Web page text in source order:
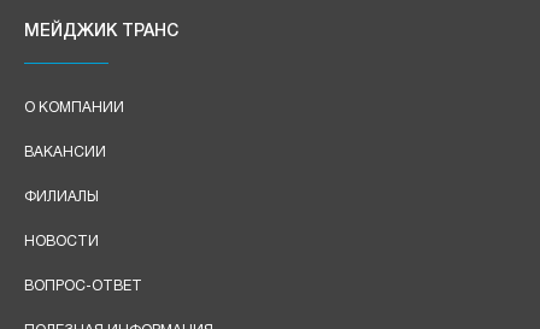
МЕЙДЖИК ТРАНС
О КОМПАНИИ
ВАКАНСИИ
ФИЛИАЛЫ
НОВОСТИ
ВОПРОС-ОТВЕТ